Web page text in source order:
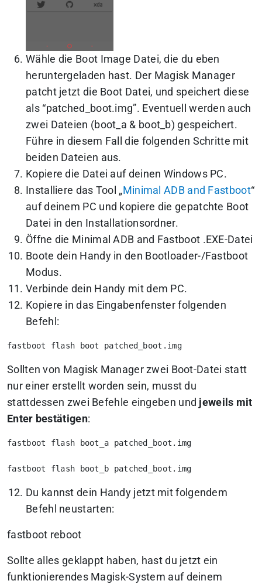
Wähle die Boot Image Datei, die du eben
heruntergeladen hast. Der Magisk Manager
patcht jetzt die Boot Datei, und speichert diese
als “patched_boot.img”. Eventuell werden auch
zwei Dateien (boot_a & boot_b) gespeichert.
Führe in diesem Fall die folgenden Schritte mit
beiden Dateien aus.
Kopiere die Datei auf deinen Windows PC.
Installiere das Tool „ Minimal ADB and Fastboot“
auf deinem PC und kopiere die gepatchte Boot
Datei in den Installationsordner.
Öffne die Minimal ADB and Fastboot .EXE-Datei
Boote dein Handy in den Bootloader-/Fastboot
Modus.
Verbinde dein Handy mit dem PC.
Kopiere in das Eingabenfenster folgenden
Befehl:
fastboot flash boot patched_boot.img
Sollten von Magisk Manager zwei Boot-Datei statt
nur einer erstellt worden sein, musst du
stattdessen zwei Befehle eingeben und jeweils mit
Enter bestätigen:
fastboot flash boot_a patched_boot.img
fastboot flash boot_b patched_boot.img
Du kannst dein Handy jetzt mit folgendem
Befehl neustarten:
fastboot reboot
Sollte alles geklappt haben, hast du jetzt ein
funktionierendes Magisk-System auf deinem